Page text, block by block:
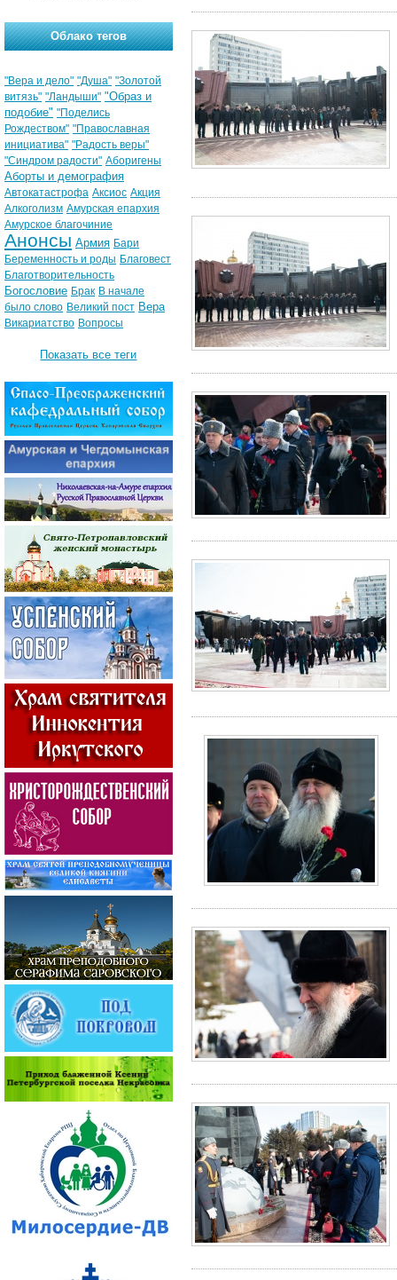
Облако тегов
"Вера и дело" "Душа" "Золотой
витязь" "Ландыши" "Образ и
подобие" "Поделись
Рождеством" "Православная
инициатива" "Радость веры"
"Синдром радости" Аборигены
Аборты и демография
Автокатастрофа Аксиос Акция
Алкоголизм Амурская епархия
Амурское благочиние
Анонсы Армия Бари
Беременность и роды Благовест
Благотворительность
Богословие Брак В начале
было слово Великий пост Вера
Викариатство Вопросы
Показать все теги